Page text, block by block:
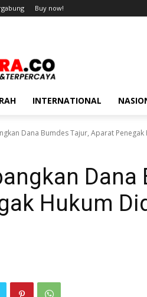
Buy now!
INTERNATIONAL
Dana Bumdes Tajur, Aparat
Dana
Hukum